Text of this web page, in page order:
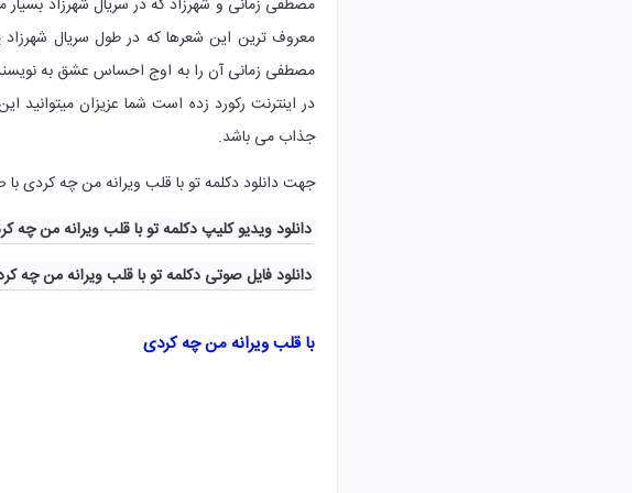
مصطفی زمانی و شهرزاد که در سریال شهرزاد
معروف ترین این شعرها که در طول سریال
مصطفی زمانی آن را به اوج احساس عشق به
در اینترنت رکورد زده است شما عزیزان میتوانید
جذاب می باشد.
جهت دانلود دکلمه تو با قلب ویرانه من چه کردی
دانلود ویدیو کلیپ دکلمه تو با قلب ویرانه من
دانلود فایل صوتی دکلمه تو با قلب ویرانه من
با قلب ویرانه من چه کردی